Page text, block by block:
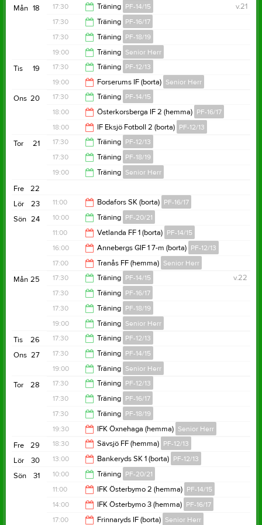
18:00
19:00
18
Mån v.21
17:30 Träning PF-14/15
19:00
17:30 Träning PF-16/17
19:00
17:30 Träning PF-18/19
18:30
19:00 Träning Senior Herr
20:30
19
Tis 17:30 Träning PF-12/13
19:00
19:00 Forserums IF (borta) Senior Herr
21:00
20
Ons 17:30 Träning PF-14/15
19:00
18:00 Österkorsberga IF 2 (hemma) PF-16/17
20:00
18:00 IF Eksjö Fotboll 2 (borta) PF-12/13
20:00
21
Tor 17:30 Träning PF-12/13
19:00
17:30 Träning PF-18/19
19:00 Träning Senior Herr
20:30
22
Fre
23
Lör 11:00 Bodafors SK (borta) PF-16/17
13:00
24
Sön 10:00 Träning PF-20/21
11:00
11:00 Vetlanda FF 1 (borta) PF-14/15
13:00
16:00 Annebergs GIF 1 7-m (borta) PF-12/13
18:00
17:00 Tranås FF (hemma) Senior Herr
19:00
25
Mån v.22
17:30 Träning PF-14/15
19:00
17:30 Träning PF-16/17
19:00
17:30 Träning PF-18/19
18:30
19:00 Träning Senior Herr
20:30
26
Tis 17:30 Träning PF-12/13
19:00
27
Ons 17:30 Träning PF-14/15
19:00
19:00 Träning Senior Herr
20:30
28
Tor 17:30 Träning PF-12/13
19:00
17:30 Träning PF-16/17
18:30
17:30 Träning PF-18/19
18:30
19:30 IFK Öxnehaga (hemma) Senior Herr
21:30
29
Fre 18:30 Sävsjö FF (hemma) PF-12/13
20:30
30
Lör 13:00 Bankeryds SK 1 (borta) PF-12/13
15:00
31
Sön 10:00 Träning PF-20/21
11:00
11:00 IFK Österbymo 2 (hemma) PF-14/15
13:00
14:00 IFK Österbymo 3 (hemma) PF-16/17
17:00
Frinnaryds IF (borta) Senior Herr